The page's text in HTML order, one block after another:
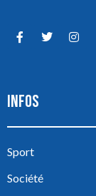
INFOS
Sport
Société